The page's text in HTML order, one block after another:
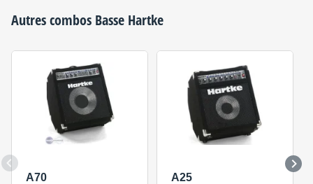
Autres combos Basse Hartke
A70 A25